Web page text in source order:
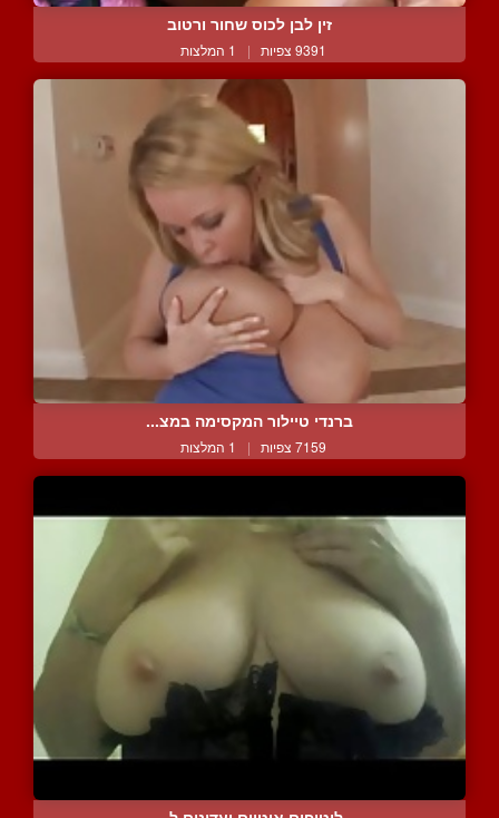
זין לבן לכוס שחור ורטוב
9391 צפיות | 1 המלצות
ברנדי טיילור המקסימה במצ...
7159 צפיות | 1 המלצות